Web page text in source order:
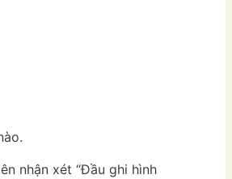
nhận xét “Đầu ghi hình